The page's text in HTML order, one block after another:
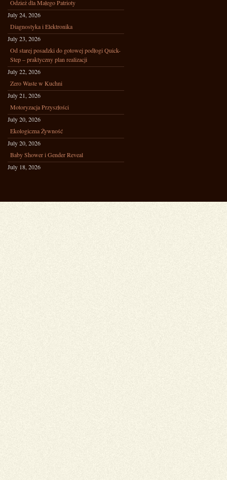
Odzież dla Małego Patrioty
July 24, 2026
Diagnostyka i Elektronika
July 23, 2026
Od starej posadzki do gotowej podłogi Quick-
Step – praktyczny plan realizacji
July 22, 2026
Zero Waste w Kuchni
July 21, 2026
Motoryzacja Przyszłości
July 20, 2026
Ekologiczna Żywność
July 20, 2026
Baby Shower i Gender Reveal
July 18, 2026